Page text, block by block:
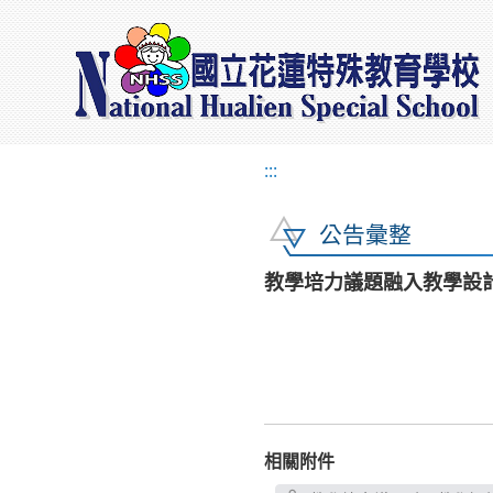
:::
公告彙整
教學培力議題融入教學設
相關附件